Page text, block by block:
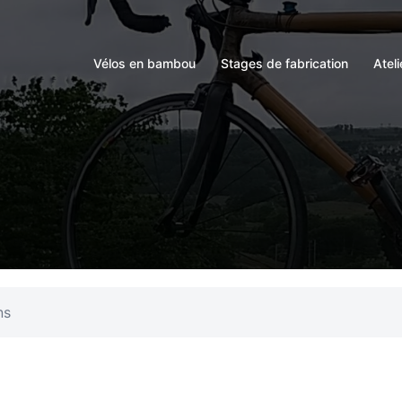
Vélos en bambou Stages de fabrication